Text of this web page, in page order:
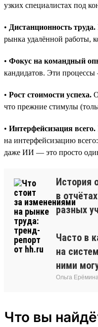
узких специалистах под
• Дистанционность труда.
рынка удалённой работы,
• Фокус на командный
кандидатов. Эти
• Рост стоимости успеха.
что прежние стимулы
• Интерфейсизация всего.
на интерфейсизацию
даже ИИ — это просто
История
в
разных
Часто в
на
ними
Ольга
Что вы